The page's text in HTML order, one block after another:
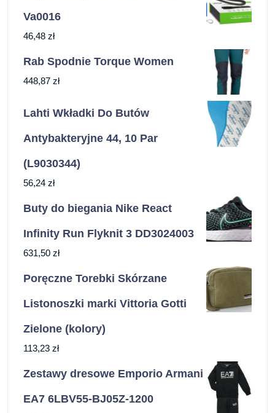
Va0016
46,48 zł
Rab Spodnie Torque Women
448,87 zł
Lahti Wkładki Do Butów
Antybakteryjne 44, 10 Par
(L9030344)
56,24 zł
Buty do biegania Nike React
Infinity Run Flyknit 3 DD3024003
631,50 zł
Poręczne Torebki Skórzane
Listonoszki marki Vittoria Gotti
Zielone (kolory)
113,23 zł
Zestawy dresowe Emporio Armani
EA7 6LBV55-BJ05Z-1200